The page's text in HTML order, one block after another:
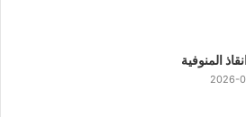
المنوفية
2026-